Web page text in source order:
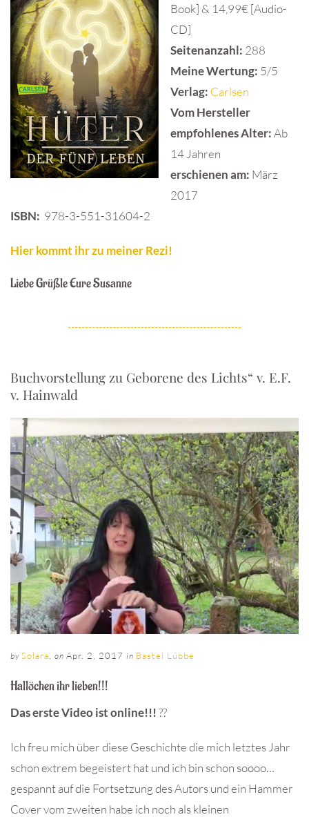
Book] & 14,99€ [Audio-
CD]
Seitenanzahl: 288
Meine Wertung: 5/5
Verlag: Carlsen
Vom Hersteller
empfohlenes Alter:Ab
14 Jahren
erschienen am: März
2017
ISBN: 978-3-551-31604-2
Hier kommt ihr zu meiner Rezi!
Liebe Grüßle Eure Susanne
Buchvorstellung zu Geborene des Lichts“ v. E.F.
v. Hainwald
by Solara on Apr. 2, 2017 in Bastei Lübbe
Hallöchen ihr lieben!!!
Das erste Video ist online!!!??
Ich freu mich über diese Geschichte die mich letztes Jahr
schon extrem begeistert hat und ich bin schon soooo…
gespannt auf die Fortsetzung des Autors und ein Hammer
Cover vom zweiten habe ich noch als kleinen